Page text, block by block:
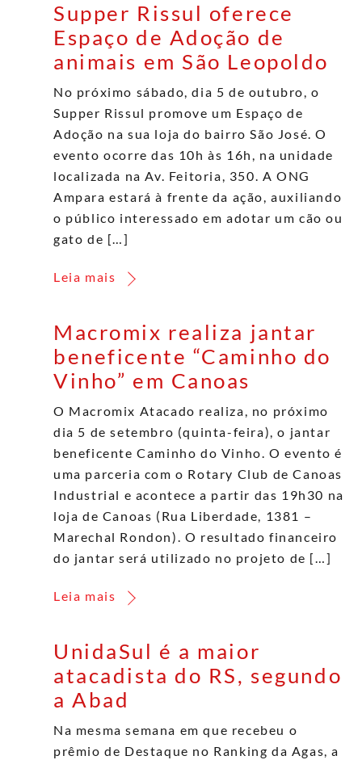
Supper Rissul oferece
Espaço de Adoção de
animais em São Leopoldo
No próximo sábado, dia 5 de outubro, o
Supper Rissul promove um Espaço de
Adoção na sua loja do bairro São José. O
evento ocorre das 10h às 16h, na unidade
localizada na Av. Feitoria, 350. A ONG
Ampara estará à frente da ação, auxiliando
o público interessado em adotar um cão ou
gato de […]
Leia mais
Macromix realiza jantar
beneficente “Caminho do
Vinho” em Canoas
O Macromix Atacado realiza, no próximo
dia 5 de setembro (quinta-feira), o jantar
beneficente Caminho do Vinho. O evento é
uma parceria com o Rotary Club de Canoas
Industrial e acontece a partir das 19h30 na
loja de Canoas (Rua Liberdade, 1381 –
Marechal Rondon). O resultado financeiro
do jantar será utilizado no projeto de […]
Leia mais
UnidaSul é a maior
atacadista do RS, segundo
a Abad
Na mesma semana em que recebeu o
prêmio de Destaque no Ranking da Agas, a